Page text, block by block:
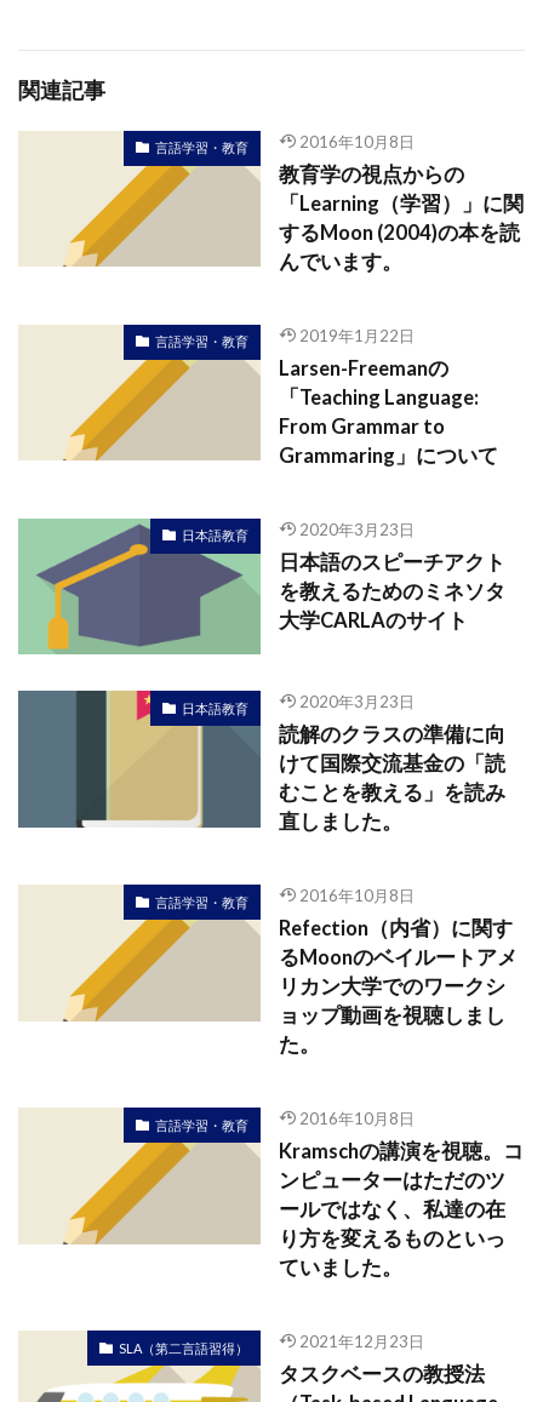
関連記事
言語学習・教育 2016年10月8日
教育学の視点からの
「Learning（学習）」に関
するMoon (2004)の本を読
んでいます。
言語学習・教育 2019年1月22日
Larsen-Freemanの
「Teaching Language:
From Grammar to
Grammaring」について
日本語教育 2020年3月23日
日本語のスピーチアクト
を教えるためのミネソタ
大学CARLAのサイト
日本語教育 2020年3月23日
読解のクラスの準備に向
けて国際交流基金の「読
むことを教える」を読み
直しました。
言語学習・教育 2016年10月8日
Refection（内省）に関す
るMoonのベイルートアメ
リカン大学でのワークシ
ョップ動画を視聴しまし
た。
言語学習・教育 2016年10月8日
Kramschの講演を視聴。コ
ンピューターはただのツ
ールではなく、私達の在
り方を変えるものといっ
ていました。
SLA（第二言語習得） 2021年12月23日
タスクベースの教授法